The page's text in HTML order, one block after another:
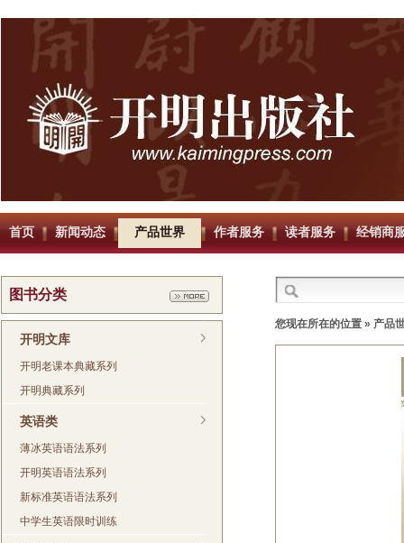
首页 新闻动态 产品世界 作者服务 读者服务 经销商
图书分类
开明文库
开明老课本典藏系列
开明典藏系列
英语类
薄冰英语语法系列
开明英语语法系列
新标准英语语法系列
中学生英语限时训练
您现在所在的位置 » 产品